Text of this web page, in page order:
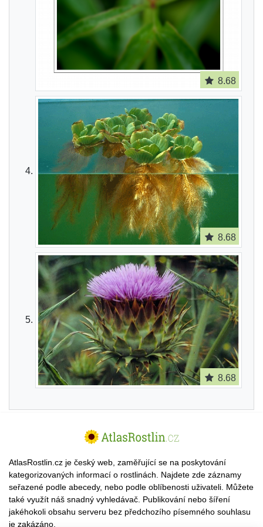
8.68
8.68
8.68
AtlasRostlin.cz je český web, zaměřující se na poskytování
kategorizovaných informací o rostlinách. Najdete zde záznamy
seřazené podle abecedy, nebo podle oblíbenosti uživateli. Můžete
také využít náš snadný vyhledávač. Publikování nebo šíření
jakéhokoli obsahu serveru bez předchozího písemného souhlasu
je zakázáno.